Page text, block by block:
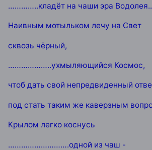
…………..кладёт на чаши эра
Наивным мотыльком лечу на Свет
сквозь чёрный,
………………..ухмыляющийся Космос,
чтоб дать свой непредвиденный
под стать таким же каверзным
Крылом легко коснусь
……………………….одной из чаш -